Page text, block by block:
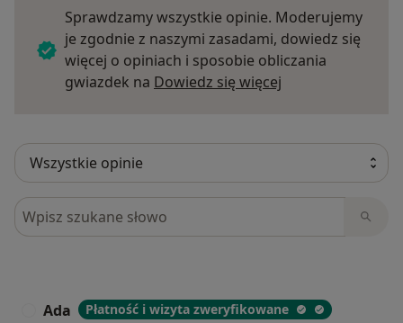
Sprawdzamy wszystkie opinie. Moderujemy
je zgodnie z naszymi zasadami, dowiedz się
więcej o opiniach i sposobie obliczania
gwiazdek na Dowiedz się więcej
Szukaj w opiniach
Ada Płatność i wizyta zweryfikowane